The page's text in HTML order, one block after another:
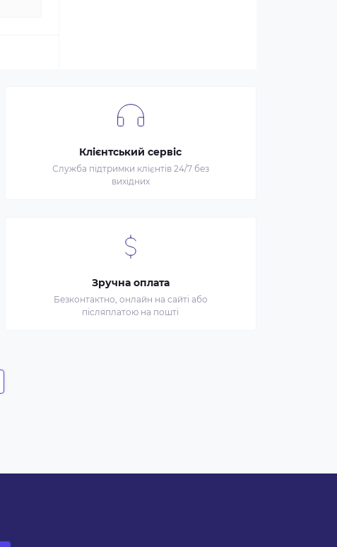
Клієнтський сервіс
Служба підтримки клієнтів 24/7 без
вихідних
Зручна оплата
Безконтактно, онлайн на сайті або
післяплатою на пошті